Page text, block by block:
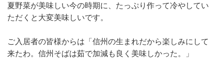
夏野菜が美味しい今の時期に、たっぷり作って冷やしてい
ただくと大変美味しいです。
ご入居者の皆様からは「信州の生まれだから楽しみにして
来たわ。信州そばは茹で加減も良く美味しかった。」